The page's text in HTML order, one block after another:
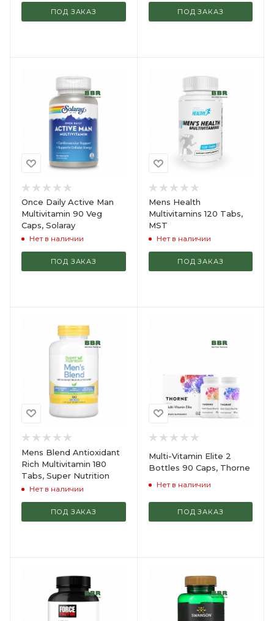
ПОД ЗАКАЗ ПОД ЗАКАЗ
Once Daily Active Man
Multivitamin 90 Veg
Caps, Solaray
Нет в наличии
ПОД ЗАКАЗ
Mens Health
Multivitamins 120 Tabs,
MST
Нет в наличии
ПОД ЗАКАЗ
Mens Blend Antioxidant
Rich Multivitamin 180
Tabs, Super Nutrition
Нет в наличии
ПОД ЗАКАЗ
Multi-Vitamin Elite 2
Bottles 90 Caps, Thorne
Нет в наличии
ПОД ЗАКАЗ